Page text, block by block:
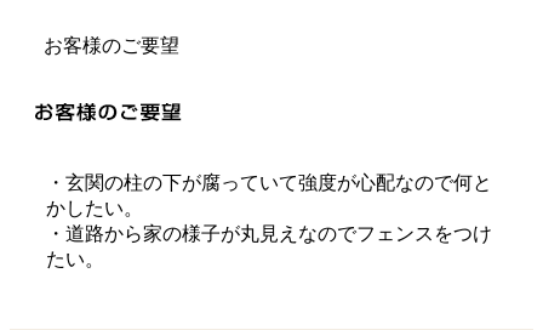
お客様のご要望
・玄関の柱の下が腐っていて強度が心配なので何と
かしたい。
・道路から家の様子が丸見えなのでフェンスをつけ
たい。